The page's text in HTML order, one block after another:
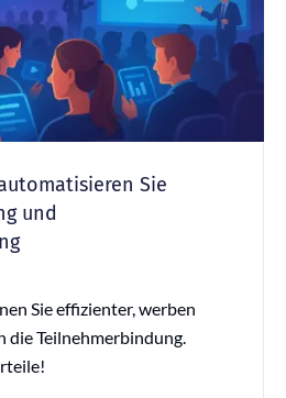
Sie
und
Sie effizienter, werben
die Teilnehmerbindung.